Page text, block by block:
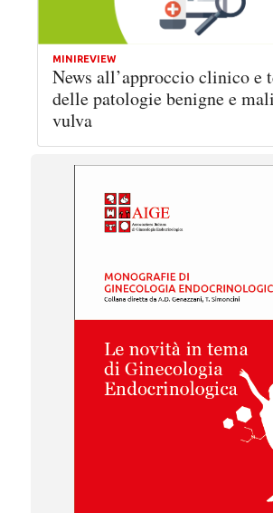
MINIREVIEW
News all’approccio clinico e
delle patologie benigne e
vulva